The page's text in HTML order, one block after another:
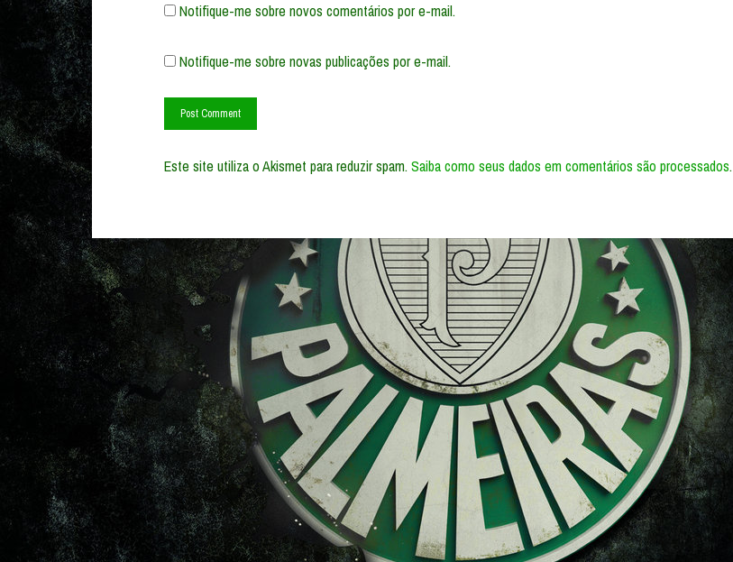
Notifique-me sobre novos comentários por e-mail.
Notifique-me sobre novas publicações por e-mail.
Este site utiliza o Akismet para reduzir spam.Saiba como seus dados em comentários são processados.